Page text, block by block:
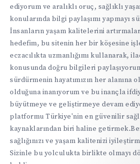
ediyorum ve aralıklı oruç, sağlıklı
konularında bilgi paylaşımı yapmayı
İnsanların yaşam kalitelerini
hedefim, bu sitenin her bir köşesine
eczacılıkta uzmanlığımı kullanarak,
konusunda doğru bilgileri
sürdürmenin hayatımızın her alanına
olduğuna inanıyorum ve bu inançla
büyütmeye ve geliştirmeye devam
platformu Türkiye'nin en güvenilir
kaynaklarından biri haline
sağlığınızı ve yaşam kalitenizi
Sizinle bu yolculukta birlikte olmayı